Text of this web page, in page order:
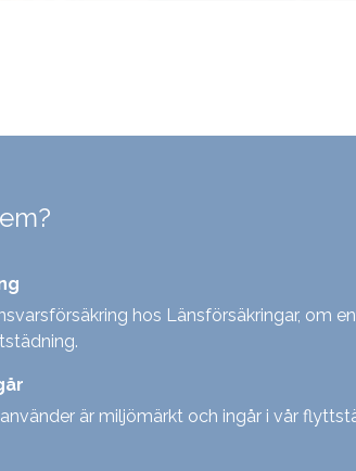
hos Länsförsäkringar, om
är miljömärkt och ingår i vår